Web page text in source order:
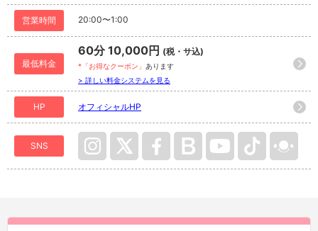
営業時間 20:00〜1:00
最低料金
60分 10,000円 (税・サ込)
*「お得なクーポン」 あります
> 詳しい料金システムを見る
HP オフィシャルHP
SNS